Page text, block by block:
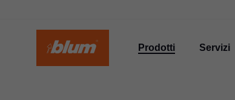
Prodotti Servizi